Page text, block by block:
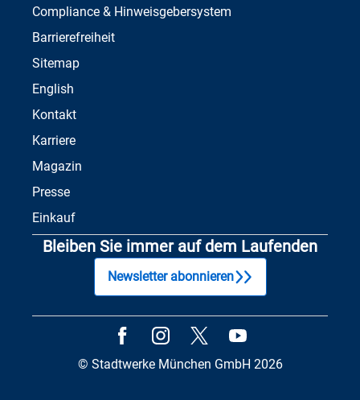
Compliance & Hinweisgebersystem
Barrierefreiheit
Sitemap
English
Kontakt
Karriere
Magazin
Presse
Einkauf